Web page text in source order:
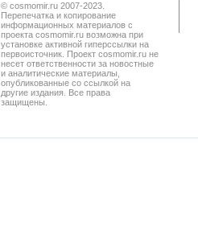
© cosmomir.ru 2007-2023.
Перепечатка и копирование
информационных материалов с
проекта cosmomir.ru возможна при
установке активной гиперссылки на
первоисточник. Проект cosmomir.ru не
несет ответственности за новостные
и аналитические материалы,
опубликованные со ссылкой на
другие издания. Все права
защищены.